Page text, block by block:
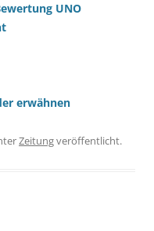
UNO
erwähnen
Zeitungveröffentlicht.